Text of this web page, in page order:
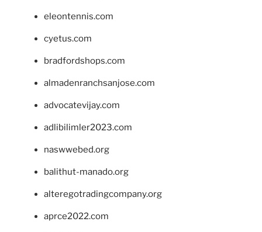
eleontennis.com
cyetus.com
bradfordshops.com
almadenranchsanjose.com
advocatevijay.com
adlibilimler2023.com
naswwebed.org
balithut-manado.org
alteregotradingcompany.org
aprce2022.com